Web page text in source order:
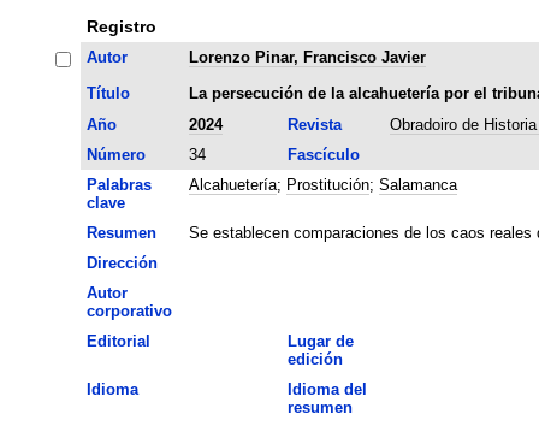
Registro
Autor
Lorenzo Pinar, Francisco Javier
Título
La persecución de la alcahuetería por el
Año
2024 Revista
Obradoiro de
Número
34
Fascículo
Palabras
clave
Alcahuetería; Prostitución; Salamanca
Resumen
Se establecen comparaciones de los caos
Dirección
Autor
corporativo
Editorial
Lugar de
edición
Idioma
Idioma del
resumen